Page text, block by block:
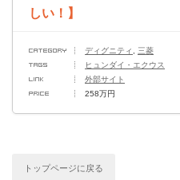
しい！】
ディグニティ
三菱
ヒュンダイ・エクウス
外部サイト
258万円
トップページに戻る